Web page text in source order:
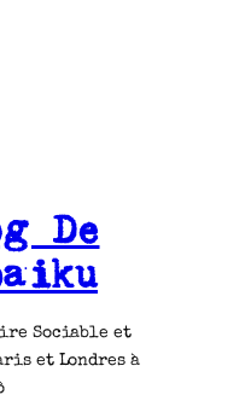
De
Sociable et
et Londres à